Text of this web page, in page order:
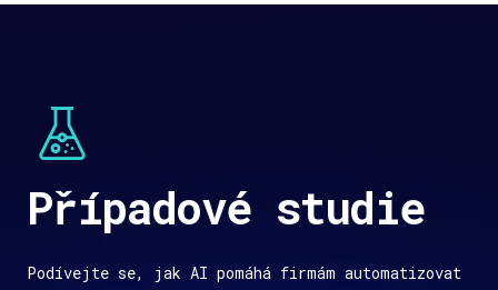
Případové studie
Podívejte se, jak AI pomáhá firmám automatizovat